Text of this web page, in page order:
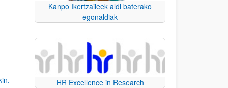
Kanpo Ikertzaileek aldi baterako
egonaldiak
HR Excellence in Research